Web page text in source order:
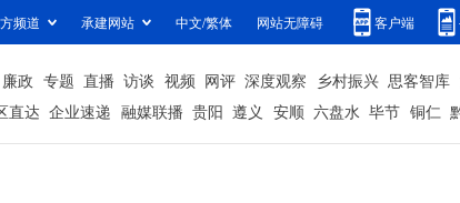
频道 承建网站 中文/繁体 网站无障碍 客户端
廉政 专题 直播 访谈 视频 网评 深度观察 乡村振兴 思客智库
直达 企业速递 融媒联播 贵阳 遵义 安顺 六盘水 毕节 铜仁